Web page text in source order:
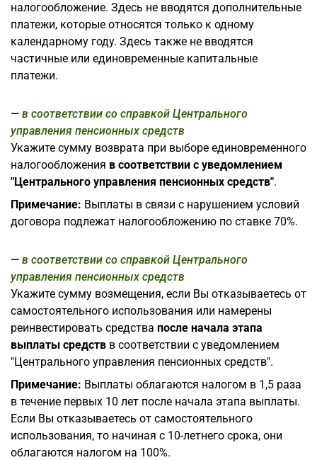
налогообложение. Здесь не вводятся дополнительные
платежи, которые относятся только к одному
календарному году. Здесь также не вводятся
частичные или единовременные капитальные
платежи.
в соответствии со справкой Центрального
управления пенсионных средств
Укажите сумму возврата при выборе единовременного
налогообложения в соответствии с уведомлением
"Центрального управления пенсионных средств".
Примечание: Выплаты в связи с нарушением условий
договора подлежат налогообложению по ставке 70%.
в соответствии со справкой Центрального
управления пенсионных средств
Укажите сумму возмещения, если Вы отказываетесь от
самостоятельного использования или намерены
реинвестировать средства после начала этапа
выплаты средств в соответствии с уведомлением
"Центрального управления пенсионных средств".
Примечание: Выплаты облагаются налогом в 1,5 раза
в течение первых 10 лет после начала этапа выплаты.
Если Вы отказываетесь от самостоятельного
использования, то начиная с 10-летнего срока, они
облагаются налогом на 100%.